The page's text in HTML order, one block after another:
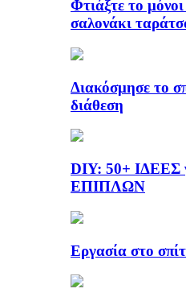
Φτιάξτε το
σαλονάκι
Διακόσμησε το
διάθεση
DIY: 50+
ΕΠΙΠΛΩΝ
Εργασία στο